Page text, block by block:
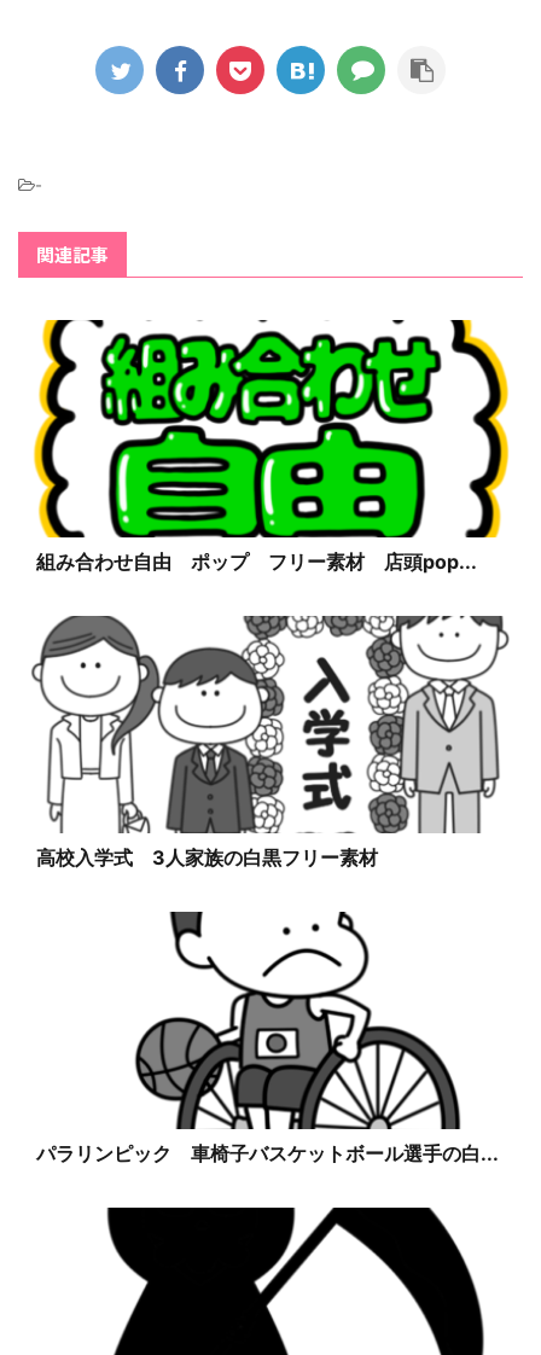
-
関連記事
組み合わせ自由 ポップ フリー素材 店頭pop...
高校入学式 3人家族の白黒フリー素材
パラリンピック 車椅子バスケットボール選手の白...